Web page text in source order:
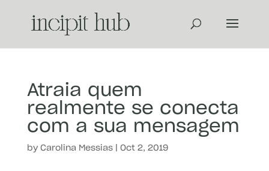
Atraia quem
realmente se conecta
com a sua mensagem
by Carolina Messias| Oct 2, 2019